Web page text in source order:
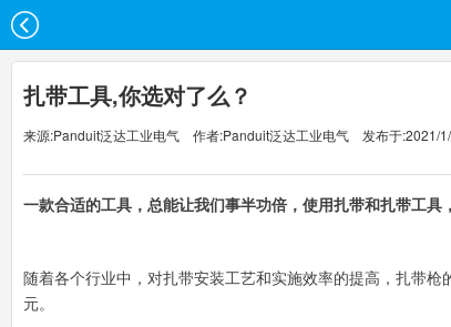
扎带工具,你选对了么？
来源:Panduit泛达工业电气 作者:Panduit泛达工业电气 发布于:2021/
一款合适的工具，总能让我们事半功倍，使用扎带和扎带工具
随着各个行业中，对扎带安装工艺和实施效率的提高，扎带
元。